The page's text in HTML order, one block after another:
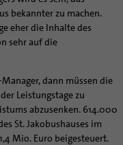
Hildesheim
Diskriminierung
Freiwillige)
bekannter zu machen.
eher die Inhalte des
sehr auf die
dann müssen die
Leistungstage zu
abzusenken. 614.000
St. Jakobushauses im
Mio. Euro beigesteuert.